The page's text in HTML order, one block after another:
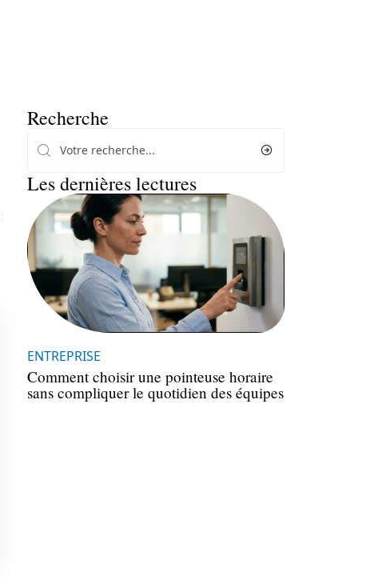
Recherche
Les dernières lectures
ENTREPRISE
Comment choisir une pointeuse horaire
sans compliquer le quotidien des équipes